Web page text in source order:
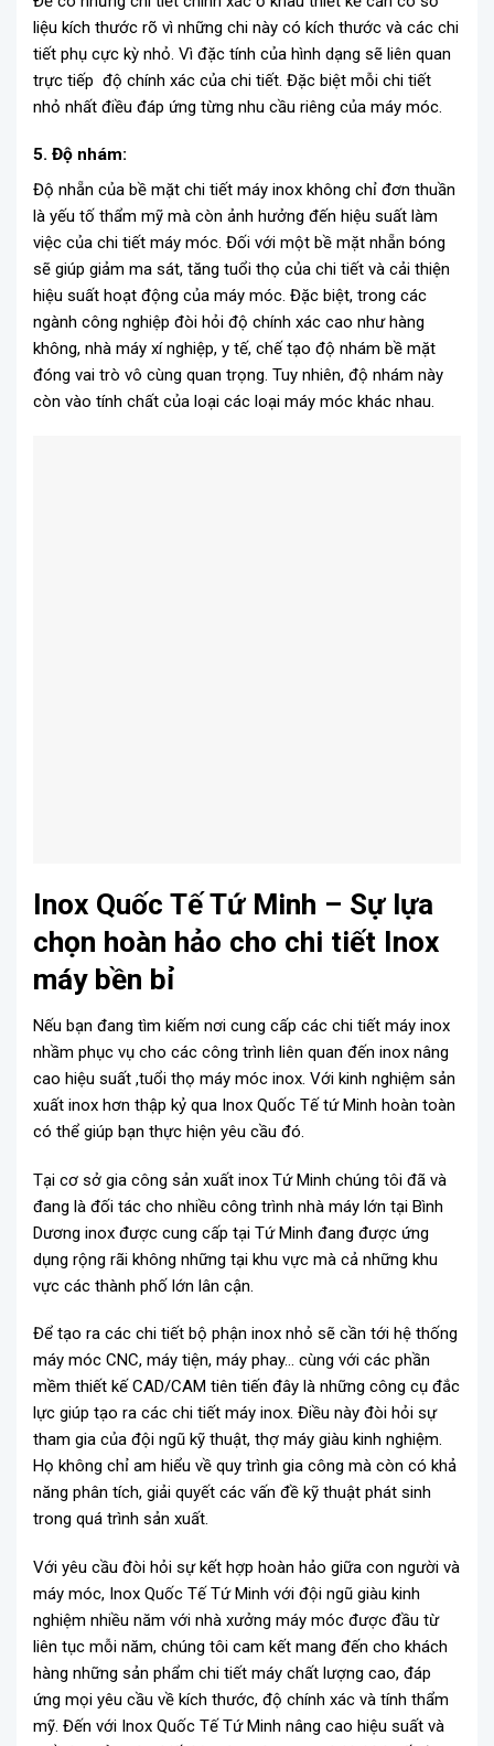
liệu kích thước rõ vì những chi này có kích thước và các chi
tiết phụ cực kỳ nhỏ. Vì đặc tính của hình dạng sẽ liên quan
trực tiếp độ chính xác của chi tiết. Đặc biệt mỗi chi tiết
nhỏ nhất điều đáp ứng từng nhu cầu riêng của máy móc.
5. Độ nhám:
Độ nhẵn của bề mặt chi tiết máy inox không chỉ đơn thuần
là yếu tố thẩm mỹ mà còn ảnh hưởng đến hiệu suất làm
việc của chi tiết máy móc. Đối với một bề mặt nhẵn bóng
sẽ giúp giảm ma sát, tăng tuổi thọ của chi tiết và cải thiện
hiệu suất hoạt động của máy móc. Đặc biệt, trong các
ngành công nghiệp đòi hỏi độ chính xác cao như hàng
không, nhà máy xí nghiệp, y tế, chế tạo độ nhám bề mặt
đóng vai trò vô cùng quan trọng. Tuy nhiên, độ nhám này
còn vào tính chất của loại các loại máy móc khác nhau.
Inox Quốc Tế Tứ Minh – Sự lựa
chọn hoàn hảo cho chi tiết Inox
máy bền bỉ
Nếu bạn đang tìm kiếm nơi cung cấp các chi tiết máy inox
nhầm phục vụ cho các công trình liên quan đến inox nâng
cao hiệu suất ,tuổi thọ máy móc inox. Với kinh nghiệm sản
xuất inox hơn thập kỷ qua Inox Quốc Tế tứ Minh hoàn toàn
có thể giúp bạn thực hiện yêu cầu đó.
Tại cơ sở gia công sản xuất inox Tứ Minh chúng tôi đã và
đang là đối tác cho nhiều công trình nhà máy lớn tại Bình
Dương inox được cung cấp tại Tứ Minh đang được ứng
dụng rộng rãi không những tại khu vực mà cả những khu
vực các thành phố lớn lân cận.
Để tạo ra các chi tiết bộ phận inox nhỏ sẽ cần tới hệ thống
máy móc CNC, máy tiện, máy phay… cùng với các phần
mềm thiết kế CAD/CAM tiên tiến đây là những công cụ đắc
lực giúp tạo ra các chi tiết máy inox. Điều này đòi hỏi sự
tham gia của đội ngũ kỹ thuật, thợ máy giàu kinh nghiệm.
Họ không chỉ am hiểu về quy trình gia công mà còn có khả
năng phân tích, giải quyết các vấn đề kỹ thuật phát sinh
trong quá trình sản xuất.
Với yêu cầu đòi hỏi sự kết hợp hoàn hảo giữa con người và
máy móc, Inox Quốc Tế Tứ Minh với đội ngũ giàu kinh
nghiệm nhiều năm với nhà xưởng máy móc được đầu từ
liên tục mỗi năm, chúng tôi cam kết mang đến cho khách
hàng những sản phẩm chi tiết máy chất lượng cao, đáp
ứng mọi yêu cầu về kích thước, độ chính xác và tính thẩm
mỹ. Đến với Inox Quốc Tế Tứ Minh nâng cao hiệu suất và